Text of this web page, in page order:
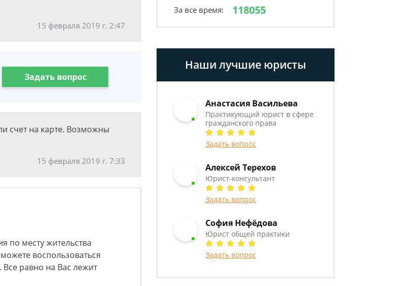
15 февраля 2019 г. 2:47
Задать вопрос
счет на карте. Возможны
15 февраля 2019 г. 7:33
по месту жительства
воспользоваться
равно на Вас лежит
За все время: 118055
Наши лучшие юристы
Анастасия Васильева
Практикующий юрист в сфере
гражданского права
Задать вопрос
Алексей Терехов
Юрист-консультант
Задать вопрос
София Нефёдова
Юрист общей практики
Задать вопрос